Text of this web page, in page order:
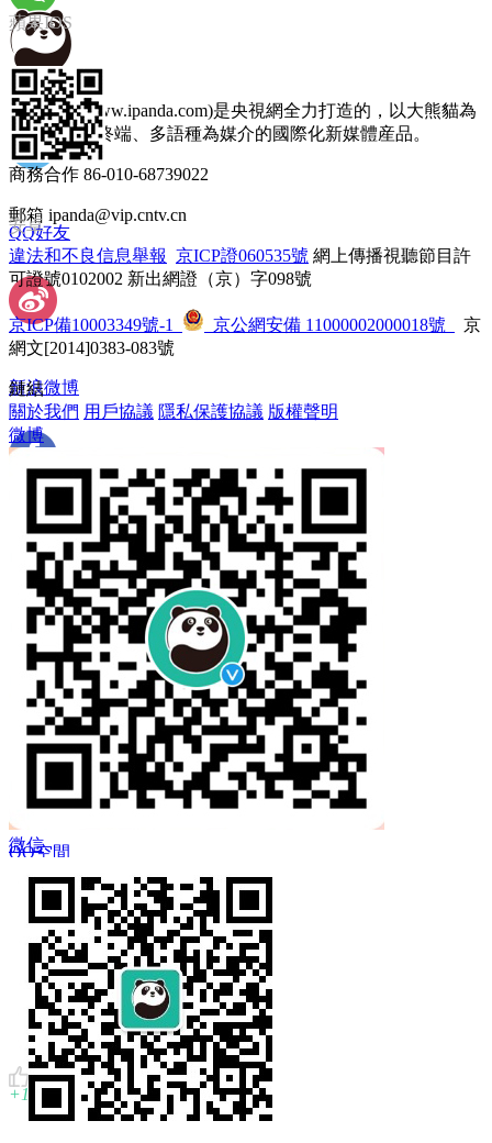
微信朋友
QQ好友
新浪微博
Facebook
Twitter
QQ空間
複製鏈結
+1
蘋果IOS
安卓
熊貓頻道(www.ipanda.com)是央視網全力打造的，以大熊貓為
主題，以多終端、多語種為媒介的國際化新媒體産品。
商務合作 86-010-68739022
郵箱 ipanda@vip.cntv.cn
違法和不良信息舉報 京ICP證060535號 網上傳播視聽節目許
可證號0102002 新出網證（京）字098號
京ICP備10003349號-1 京公網安備 11000002000018號
京
網文[2014]0383-083號
鏈結
關於我們 用戶協議 隱私保護協議 版權聲明
微博
微信